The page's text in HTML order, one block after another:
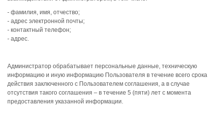
- фамилия, имя, отчество;
- адрес электронной почты;
- контактный телефон;
- адрес.
Администратор обрабатывает персональные данные, техническую
информацию и иную информацию Пользователя в течение всего срока
действия заключенного с Пользователем соглашения, а в случае
отсутствия такого соглашения – в течение 5 (пяти) лет с момента
предоставления указанной информации.